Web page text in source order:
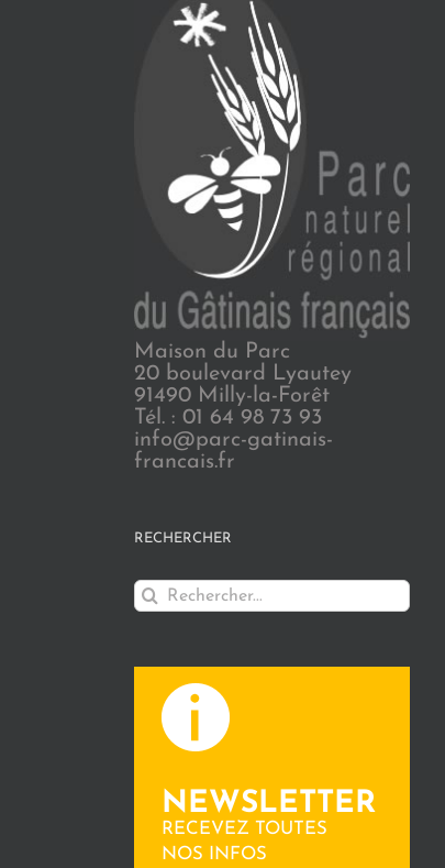
Maison du Parc
20 boulevard Lyautey
91490 Milly-la-Forêt
Tél. : 01 64 98 73 93
info@parc-gatinais-
francais.fr
RECHERCHER
Rechercher:
NEWSLETTER
RECEVEZ TOUTES
NOS INFOS